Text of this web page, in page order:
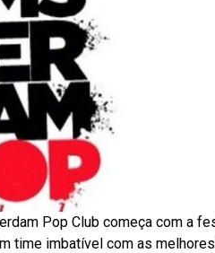
Pop Club começa com a
time imbatível com as